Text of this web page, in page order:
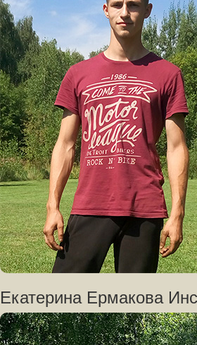
Екатерина Ермакова